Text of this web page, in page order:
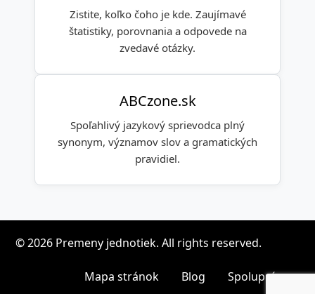
Zistite, koľko čoho je kde. Zaujímavé
štatistiky, porovnania a odpovede na
zvedavé otázky.
ABCzone.sk
Spoľahlivý jazykový sprievodca plný
synonym, významov slov a gramatických
pravidiel.
© 2026 Premeny jednotiek. All rights reserved.
Mapa stránok Blog Spolupráca